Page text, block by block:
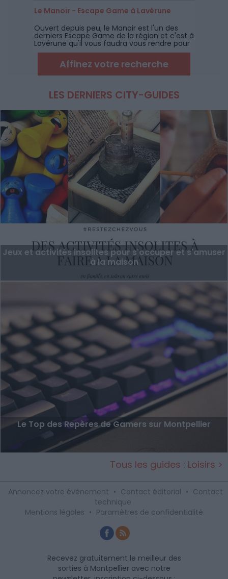
Le Manoir - Escape Game à Lavérune
Ouvert depuis peu, le Manoir est l'un des
derniers Escape Game de la région et c'est à
Lavérune qu'il vous faudra vous rendre pour
tenter de retrouver la relique perdue du
Professeur Gordon !
Affinez votre recherche
LES DERNIERS CITY-GUIDES
Jeux et activités insolites pour s'occuper et s'amuser
à la maison
Le Top des Repères de Gamers sur Montpellier
Tous les guides : Loisirs >
Annoncez votre événement • Contact éditorial • Contact
technique
Mentions légales • Paramètres de confidentialité
Recevez gratuitement le meilleur des
sorties à Montpellier avec notre